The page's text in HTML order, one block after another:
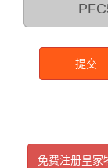
提交
免费注册皇家